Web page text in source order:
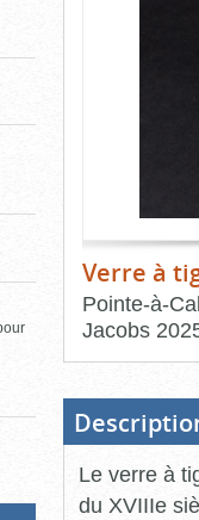
Verre à
Pointe-à-
Jacobs
bloc
d'onglets
Le verre à
du XVIIIe